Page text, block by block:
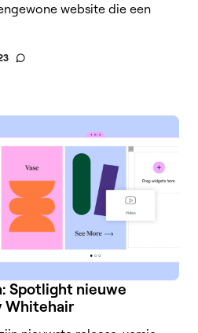
website die een
Spotlight nieuwe
Whitehair